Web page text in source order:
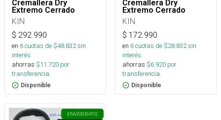
Cremallera Dry
Extremo Cerrado
KIN
$ 292.990
en 6cuotas de $48.832sin
interés
ahorras $11.720 por
transferencia.
Disponible
Cremallera Dry
Extremo Cerrado
KIN
$ 172.990
en 6cuotas de $28.832sin
interés
ahorras $6.920 por
transferencia.
Disponible
ENVÍOGRATIS